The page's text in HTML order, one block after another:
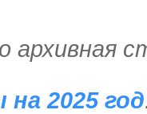
архивная
2025 год